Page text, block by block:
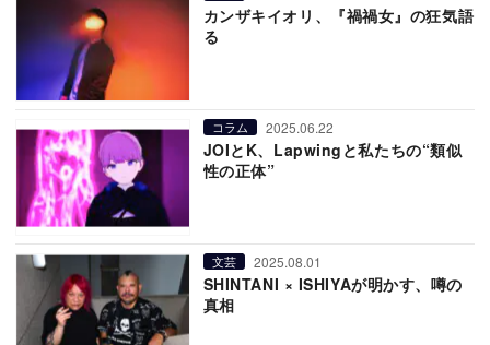
カンザキイオリ、『禍禍女』の狂気語
る
コラム 2025.06.22
JOIとK、Lapwingと私たちの“類似
性の正体”
文芸 2025.08.01
SHINTANI × ISHIYAが明かす、噂の
真相